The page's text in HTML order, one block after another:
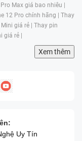
Max giá bao nhiêu |
12 Pro chính hãng | Thay
giá rẻ | Thay pin
giá rẻ |
Xem thêm
Uy Tín